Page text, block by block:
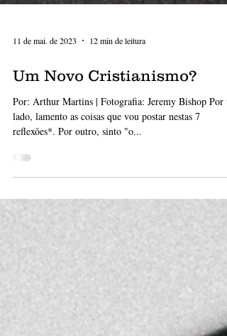
11 de mai. de 2023 12 min de leitura
Um Novo Cristianismo?
Por: Arthur Martins | Fotografia: Jeremy Bishop Por
reflexões*. Por outro, sinto "o...